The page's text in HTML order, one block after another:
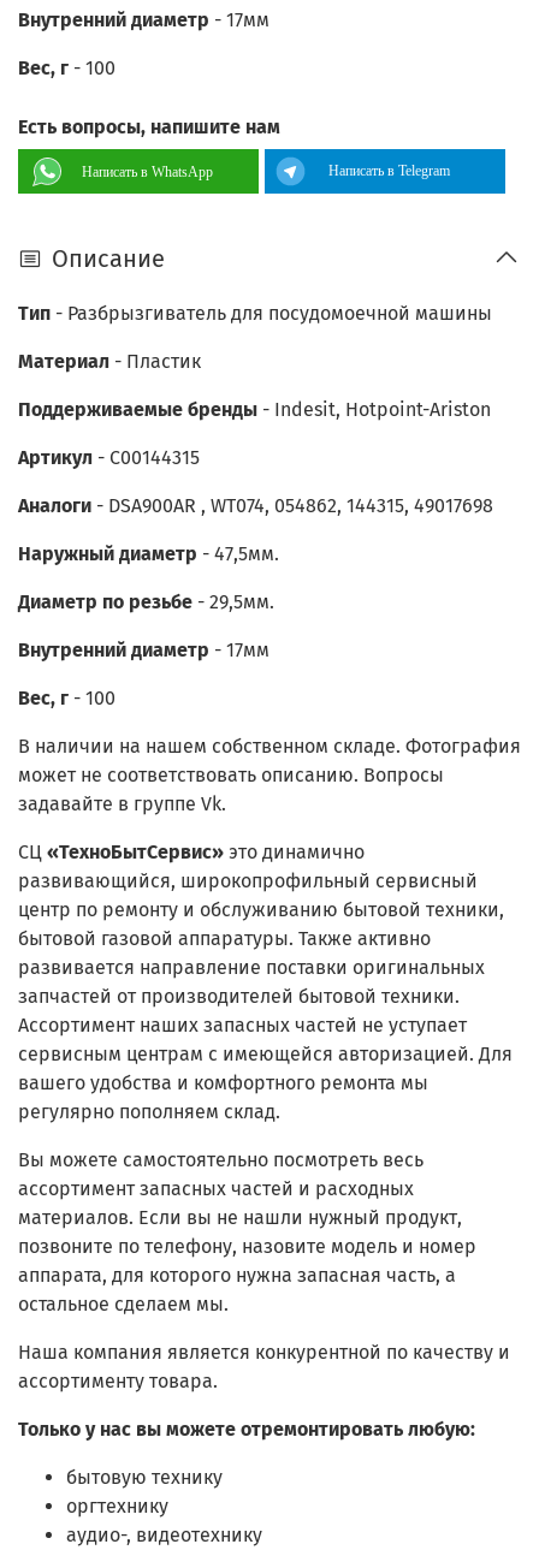
Внутренний диаметр - 17мм
Вес, г - 100
Есть вопросы, напишите нам
Написать в WhatsApp Написать в Telegram
Описание
Тип - Разбрызгиватель для посудомоечной машины
Материал - Пластик
Поддерживаемые бренды - Indesit, Hotpoint-Ariston
Артикул - C00144315
Аналоги - DSA900AR , WT074, 054862, 144315, 49017698
Наружный диаметр - 47,5мм.
Диаметр по резьбе - 29,5мм.
Внутренний диаметр - 17мм
Вес, г - 100
В наличии на нашем собственном складе. Фотография
может не соответствовать описанию. Вопросы
задавайте в группе Vk.
СЦ «ТехноБытСервис» это динамично
развивающийся, широкопрофильный сервисный
центр по ремонту и обслуживанию бытовой техники,
бытовой газовой аппаратуры. Также активно
развивается направление поставки оригинальных
запчастей от производителей бытовой техники.
Ассортимент наших запасных частей не уступает
сервисным центрам с имеющейся авторизацией. Для
вашего удобства и комфортного ремонта мы
регулярно пополняем склад.
Вы можете самостоятельно посмотреть весь
ассортимент запасных частей и расходных
материалов. Если вы не нашли нужный продукт,
позвоните по телефону, назовите модель и номер
аппарата, для которого нужна запасная часть, а
остальное сделаем мы.
Наша компания является конкурентной по качеству и
ассортименту товара.
Только у нас вы можете отремонтировать любую:
бытовую технику
оргтехнику
аудио-, видеотехнику